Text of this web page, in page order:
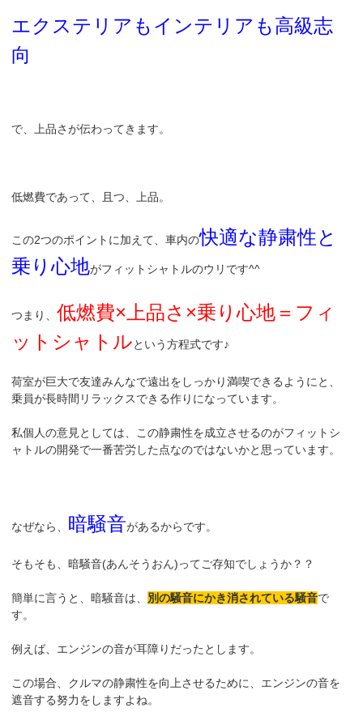
エクステリアもインテリアも高級志
向
で、上品さが伝わってきます。
低燃費であって、且つ、上品。
この2つのポイントに加えて、車内の快適な静粛性と
乗り心地がフィットシャトルのウリです^^
つまり、低燃費×上品さ×乗り心地＝フィ
ットシャトルという方程式です♪
荷室が巨大で友達みんなで遠出をしっかり満喫できるようにと、
乗員が長時間リラックスできる作りになっています。
私個人の意見としては、この静粛性を成立させるのがフィットシ
ャトルの開発で一番苦労した点なのではないかと思っています。
なぜなら、 暗騒音があるからです。
そもそも、暗騒音(あんそうおん)ってご存知でしょうか？？
簡単に言うと、暗騒音は、 別の騒音にかき消されている騒音で
す。
例えば、エンジンの音が耳障りだったとします。
この場合、クルマの静粛性を向上させるために、エンジンの音を
遮音する努力をしますよね。